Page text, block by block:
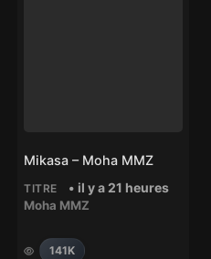
Mikasa – Moha MMZ
TITRE • il y a 21 heures
Moha MMZ
141K